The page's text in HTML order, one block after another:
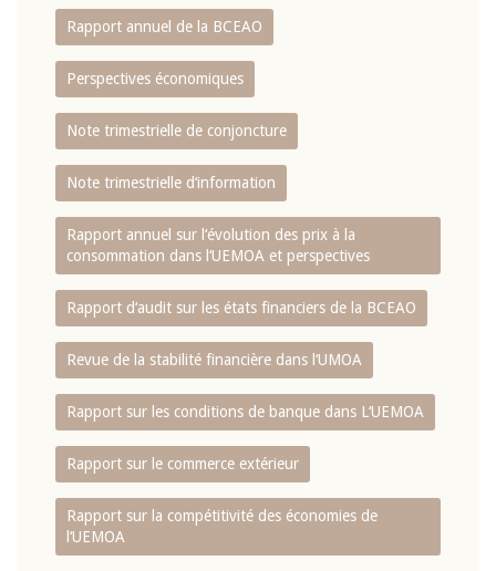
Rapport annuel de la BCEAO
Perspectives économiques
Note trimestrielle de conjoncture
Note trimestrielle d‘information
Rapport annuel sur l‘évolution des prix à la
consommation dans l‘UEMOA et perspectives
Rapport d‘audit sur les états financiers de la BCEAO
Revue de la stabilité financière dans l‘UMOA
Rapport sur les conditions de banque dans L‘UEMOA
Rapport sur le commerce extérieur
Rapport sur la compétitivité des économies de
l‘UEMOA